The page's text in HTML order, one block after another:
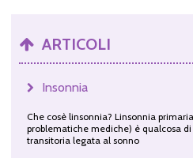
ARTICOLI
Insonnia
Che cosè linsonnia? Linsonnia
problematiche mediche) è qualcosa
transitoria legata al sonno